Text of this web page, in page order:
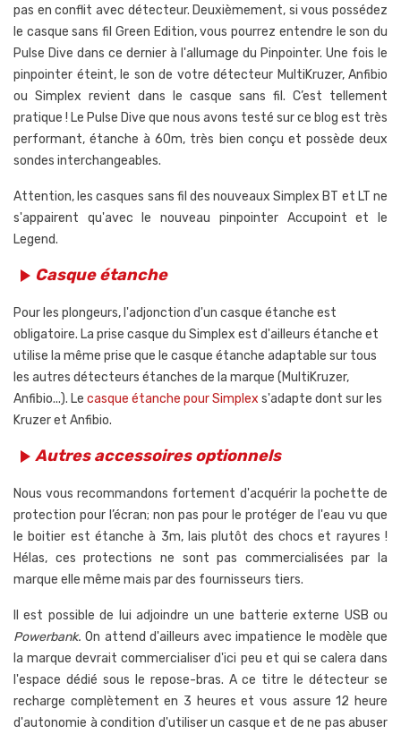
pas en conflit avec détecteur. Deuxièmement, si vous possédez
le casque sans fil Green Edition, vous pourrez entendre le son du
Pulse Dive dans ce dernier à l'allumage du Pinpointer. Une fois le
pinpointer éteint, le son de votre détecteur MultiKruzer, Anfibio
ou Simplex revient dans le casque sans fil. C’est tellement
pratique ! Le Pulse Dive que nous avons testé sur ce blog est très
performant, étanche à 60m, très bien conçu et possède deux
sondes interchangeables.
Attention, les casques sans fil des nouveaux Simplex BT et LT ne
s'appairent qu'avec le nouveau pinpointer Accupoint et le
Legend.
play_arrow Casque étanche
Pour les plongeurs, l'adjonction d'un casque étanche est
obligatoire. La prise casque du Simplex est d'ailleurs étanche et
utilise la même prise que le casque étanche adaptable sur tous
les autres détecteurs étanches de la marque (MultiKruzer,
Anfibio...). Le casque étanche pour Simplex s'adapte dont sur les
Kruzer et Anfibio.
play_arrow Autres accessoires optionnels
Nous vous recommandons fortement d'acquérir la pochette de
protection pour l’écran; non pas pour le protéger de l'eau vu que
le boitier est étanche à 3m, lais plutôt des chocs et rayures !
Hélas, ces protections ne sont pas commercialisées par la
marque elle même mais par des fournisseurs tiers.
Il est possible de lui adjoindre un une batterie externe USB ou
Powerbank.On attend d'ailleurs avec impatience le modèle que
la marque devrait commercialiser d'ici peu et qui se calera dans
l'espace dédié sous le repose-bras. A ce titre le détecteur se
recharge complètement en 3 heures et vous assure 12 heure
d'autonomie à condition d'utiliser un casque et de ne pas abuser